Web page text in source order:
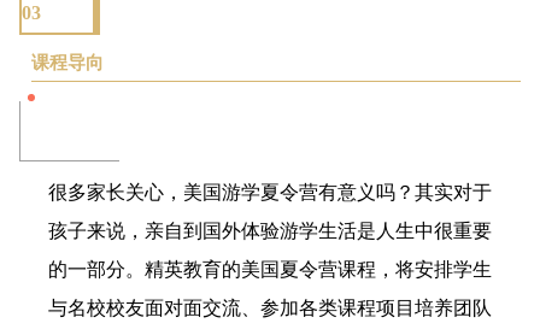
03
课程导向
很多家长关心，美国游学夏令营有意义吗？其实对于
孩子来说，亲自到国外体验游学生活是人生中很重要
的一部分。精英教育的美国夏令营课程，将安排学生
与名校校友面对面交流、参加各类课程项目培养团队